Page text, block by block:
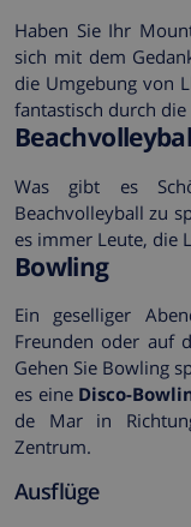
Haben Sie Ihr
sich mit dem
die Umgebung von
fantastisch durch
Beachvolleybal
Was gibt es
Beachvolleyball zu
es immer Leute, die
Bowling
Ein geselliger
Freunden oder auf
Gehen Sie Bowling
es eine Disco-
de Mar in
Zentrum.
Ausflüge